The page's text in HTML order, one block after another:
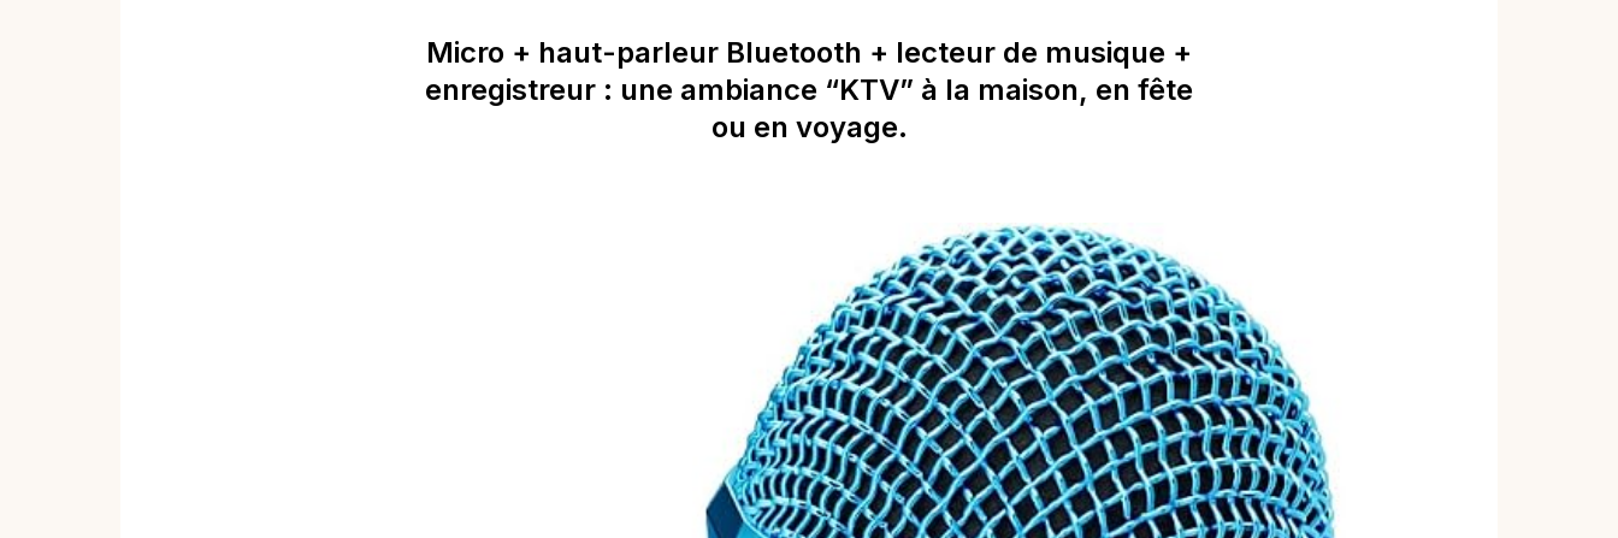
Micro + haut-parleur Bluetooth + lecteur de musique +
enregistreur : une ambiance “KTV” à la maison, en fête
ou en voyage.